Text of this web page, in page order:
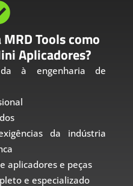
Tools como
Aplicadores?
à engenharia de
da indústria
aplicadores e peças
e especializado